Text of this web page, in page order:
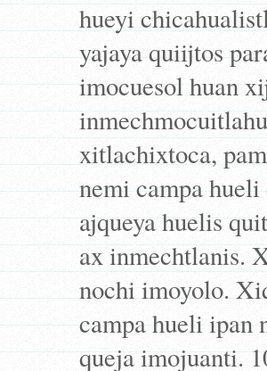
hueyi
yajaya quiijtos
imocuesol huan
xitlachixtoca,
nemi campa
ajqueya huelis
ax inmechtlanis.
nochi imoyolo.
campa hueli ipan
queja imojuanti.